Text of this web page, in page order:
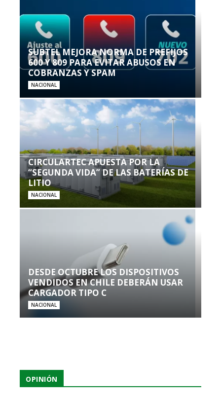
SUBTEL MEJORA NORMA DE PREFIJOS
600 Y 809 PARA EVITAR ABUSOS EN
COBRANZAS Y SPAM
NACIONAL
CIRCULARTEC APUESTA POR LA
“SEGUNDA VIDA” DE LAS BATERÍAS DE
LITIO
NACIONAL
DESDE OCTUBRE LOS DISPOSITIVOS
VENDIDOS EN CHILE DEBERÁN USAR
CARGADOR TIPO C
NACIONAL
OPINIÓN